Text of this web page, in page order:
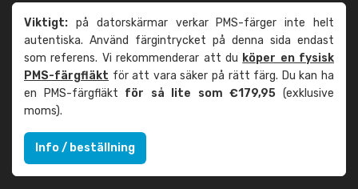
Viktigt: på datorskärmar verkar PMS-färger inte helt
autentiska. Använd färgintrycket på denna sida endast
som referens. Vi rekommenderar att du köper en fysisk
PMS-färgfläkt för att vara säker på rätt färg. Du kan ha
en PMS-färgfläkt för så lite som €179,95 (exklusive
moms).
Info / beställning